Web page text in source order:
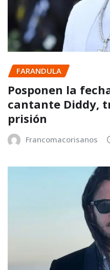
FARANDULA
Posponen la
cantante Diddy,
prisión
Francomacorisanos